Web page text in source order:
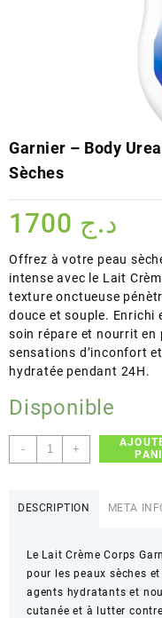
Garnier – Body
Sèches
د.ج
Offrez à votre peau
intense avec le Lait
texture onctueuse
douce et souple. Enrichi
soin répare et nourrit en
sensations d’inconfort
hydratée pendant 24H.
Disponible
-
quantité
de
–
Hydratation
Intense
Peaux
+
DESCRIPTION META
Le Lait Crème Corps
pour les peaux sèches
agents hydratants et
cutanée et à lutter